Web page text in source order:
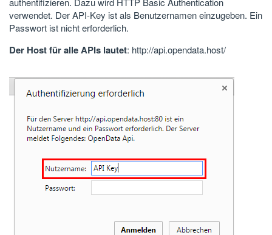
verwendet. Der API-Key ist als Benutzernamen einzugeben. Ein
Passwort ist nicht erforderlich.
Der Host für alle APIs lautet: http://api.opendata.host/